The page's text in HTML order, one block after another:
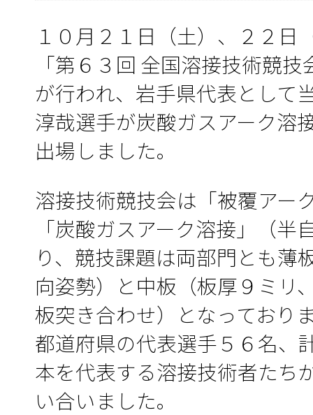
１０月２１日（土）、２２日
「第６３回 全国溶接技術競
が行われ、岩手県代表として
淳哉選手が炭酸ガスアーク溶
出場しました。
溶接技術競技会は「被覆アー
「炭酸ガスアーク溶接」（
り、競技課題は両部門とも薄
向姿勢）と中板（板厚９ミリ
板突き合わせ）となっており
都道府県の代表選手５６名、
本を代表する溶接技術者たち
い合いました。